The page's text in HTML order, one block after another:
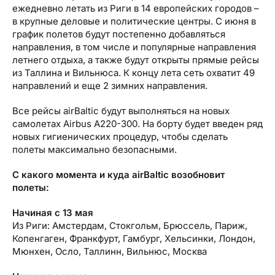
ежедневно летать из Риги в 14 европейских городов –
в крупные деловые и политические центры. С июня в
график полетов будут постепенно добавляться
направления, в том числе и популярные направления
летнего отдыха, а также будут открыты прямые рейсы
из Таллина и Вильнюса. К концу лета сеть охватит 49
направлений и еще 2 зимних направления.
Все рейсы airBaltic будут выполняться на новых
самолетах Airbus A220-300. На борту будет введен ряд
новых гигиенических процедур, чтобы сделать
полеты максимально безопасными.
С какого момента и куда airBaltic возобновит
полеты:
Начиная с 13 мая
Из Риги: Амстердам, Стокгольм, Брюссель, Париж,
Копенгаген, Франкфурт, Гамбург, Хельсинки, Лондон,
Мюнхен, Осло, Таллинн, Вильнюс, Москва